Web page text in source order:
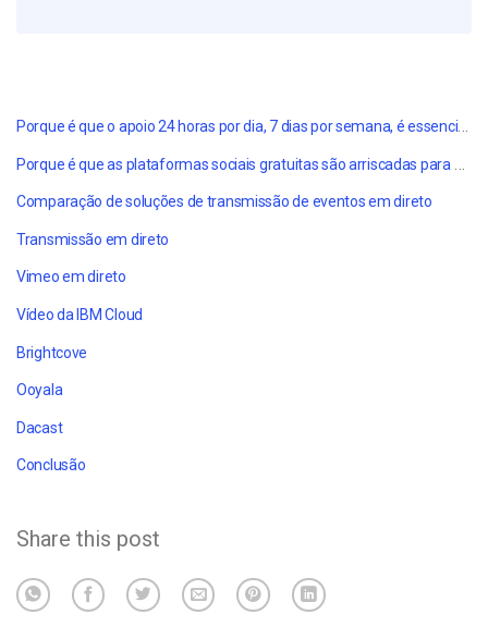
Porque é que o apoio 24 horas por dia, 7 dias por semana, é essencial para as empresas de produção de eventos
Comparação de soluções de transmissão de eventos em direto
Transmissão em direto
Vimeo em direto
Vídeo da IBM Cloud
Brightcove
Ooyala
Dacast
Conclusão
Share this post